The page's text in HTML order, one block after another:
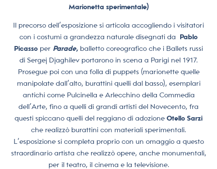
Marionetta sperimentale)
Il precorso dell’esposizione si articola accogliendo i visitatori
con i costumi a grandezza naturale disegnati da
Pablo
Picasso per Parade, balletto coreografico che i Ballets russi
di Sergej Djaghilev portarono in scena a Parigi nel 1917.
Prosegue poi con una folla di puppets (marionette quelle
manipolate dall’alto, burattini quelli dal basso), esemplari
antichi come Pulcinella e Arlecchino della Commedia
dell’Arte, fino a quelli di grandi artisti del Novecento, fra
questi spiccano quelli del reggiano di adozione Otello Sarzi
che realizzò burattini con materiali sperimentali.
L’esposizione si completa proprio con un omaggio a questo
straordinario artista che realizzò opere, anche monumentali,
per il teatro, il cinema e la televisione.